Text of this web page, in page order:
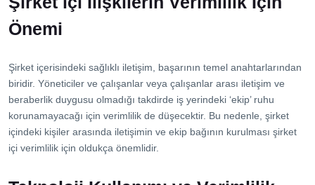
Önemi
Şirket içerisindeki sağlıklı iletişim, başarının temel anahtarlarından
biridir. Yöneticiler ve çalışanlar veya çalışanlar arası iletişim ve
beraberlik duygusu olmadığı takdirde iş yerindeki ‘ekip’ ruhu
korunamayacağı için verimlilik de düşecektir. Bu nedenle, şirket
içindeki kişiler arasında iletişimin ve ekip bağının kurulması şirket
içi verimlilik için oldukça önemlidir.